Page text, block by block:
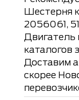
Шестерня
2056061,
Двигатель
каталогов
Доставим
скорее